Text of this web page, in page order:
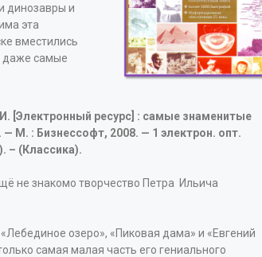
динозавры и
эта
вместились
даже самые
[Электронный ресурс] : самые знаменитые
— М. : Бизнессофт, 2008. — 1 электрон. опт.
– (Классика).
не знакомо творчество Петра Ильича
озеро», «Пиковая дама» и «Евгений
самая малая часть его гениального